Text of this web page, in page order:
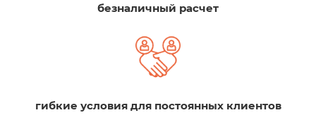
безналичный расчет
гибкие условия для постоянных клиентов